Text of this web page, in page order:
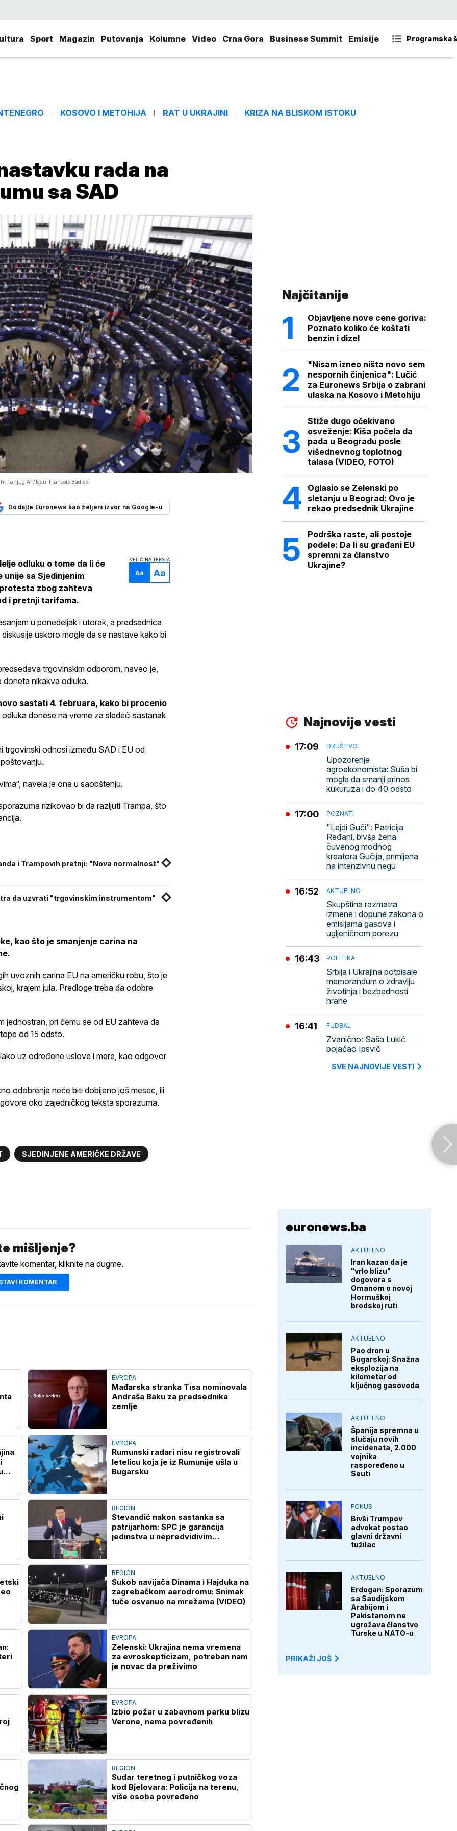
Sport Magazin Putovanja Kolumne Video Crna Gora Business Summit Emisije Programska
KOSOVO I METOHIJA RAT U UKRAJINI KRIZA NA BLISKOM ISTOKU
rada na
sa SAD
Tanjug AP/Jean-Francois Badias
Dodajte Euronews kao željeni izvor na Google-u
VELIČINA TEKSTA
Aa Aa
odluku o tome da li će
sa Sjedinjenim
zbog zahteva
i pretnji tarifama.
u ponedeljak i utorak, a predsednica
uskoro mogle da se nastave kako bi
trgovinskim odborom, naveo je,
doneta nikakva odluka.
sastati 4. februara, kako bi procenio
odluka donese na vreme za sledeći sastanak
trgovinski odnosi između SAD i EU od
navela je ona u saopštenju.
rizikovao bi da razljuti Trampa, što
i Trampovih pretnji: "Nova normalnost"
da uzvrati "trgovinskim instrumentom"
kao što je smanjenje carina na
uvoznih carina EU na američku robu, što je
krajem jula. Predloge treba da odobre
jednostran, pri čemu se od EU zahteva da
od 15 odsto.
uz određene uslove i mere, kao odgovor
odobrenje neće biti dobijeno još mesec, ili
oko zajedničkog teksta sporazuma.
SJEDINJENE AMERIČKE DRŽAVE
mišljenje?
komentar, kliknite na dugme.
KOMENTAR
EVROPA
Mađarska stranka Tisa nominovala
Andraša Baku za predsednika
zemlje
EVROPA
Rumunski radari nisu registrovali
letelicu koja je iz Rumunije ušla u
Bugarsku
REGION
Stevandić nakon sastanka sa
patrijarhom: SPC je garancija
jedinstva u nepredvidivim
REGION
Sukob navijača Dinama i Hajduka na
zagrebačkom aerodromu: Snimak
tuče osvanuo na mrežama (VIDEO)
EVROPA
Zelenski: Ukrajina nema vremena
za evroskepticizam, potreban nam
je novac da preživimo
EVROPA
Izbio požar u zabavnom parku blizu
Verone, nema povređenih
REGION
Sudar teretnog i putničkog voza
kod Bjelovara: Policija na terenu,
više osoba povređeno
Najčitanije
Objavljene nove cene goriva:
Poznato koliko će koštati
benzin i dizel
"Nisam izneo ništa novo sem
nespornih činjenica": Lučić
za Euronews Srbija o zabrani
ulaska na Kosovo i Metohiju
Stiže dugo očekivano
osveženje: Kiša počela da
pada u Beogradu posle
višednevnog toplotnog
talasa (VIDEO, FOTO)
Oglasio se Zelenski po
sletanju u Beograd: Ovo je
rekao predsednik Ukrajine
Podrška raste, ali postoje
podele: Da li su građani EU
spremni za članstvo
Ukrajine?
Najnovije vesti
DRUŠTVO
Upozorenje
agroekonomista: Suša bi
mogla da smanji prinos
kukuruza i do 40 odsto
17:09
POZNATI
"Lejdi Guči": Patricija
Ređani, bivša žena
čuvenog modnog
kreatora Gučija, primljena
na intenzivnu negu
17:00
AKTUELNO
Skupština razmatra
izmene i dopune zakona o
emisijama gasova i
ugljeničnom porezu
16:52
POLITIKA
Srbija i Ukrajina potpisale
memorandum o zdravlju
životinja i bezbednosti
hrane
16:43
FUDBAL
Zvanično: Saša Lukić
pojačao Ipsvič
16:41
SVE NAJNOVIJE VESTI
euronews.ba
AKTUELNO
Iran kazao da je
"vrlo blizu"
dogovora s
Omanom o novoj
Hormuškoj
brodskoj ruti
AKTUELNO
Pao dron u
Bugarskoj: Snažna
eksplozija na
kilometar od
ključnog gasovoda
AKTUELNO
Španija spremna u
slučaju novih
incidenata, 2.000
vojnika
raspoređeno u
Seuti
FOKUS
Bivši Trumpov
advokat postao
glavni državni
tužilac
AKTUELNO
Erdogan: Sporazum
sa Saudijskom
Arabijom i
Pakistanom ne
ugrožava članstvo
Turske u NATO-u
PRIKAŽI JOŠ